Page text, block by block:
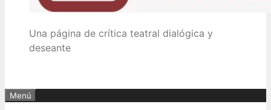
Una página de crítica teatral dialógica y
deseante
Menú